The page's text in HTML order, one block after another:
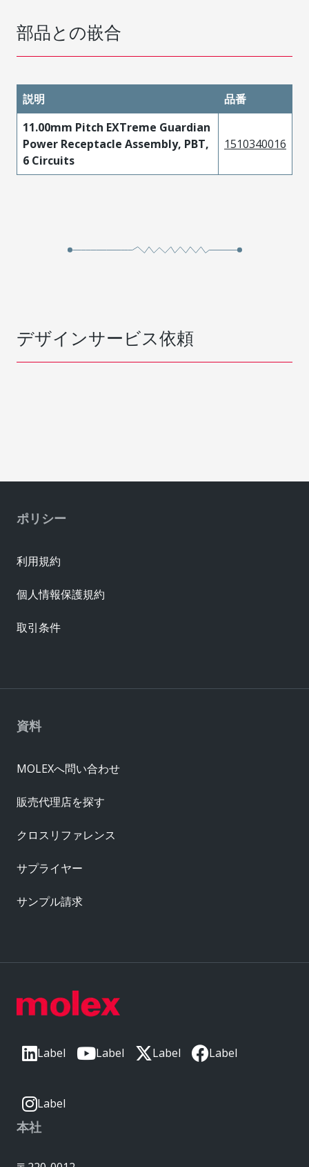
部品との嵌合
説明
品番
11.00mm Pitch EXTreme Guardian
Power Receptacle Assembly, PBT,
6 Circuits
1510340016
デザインサービス依頼
Label Label Label Label
Label
本社
資料
MOLEXへ問い合わせ
販売代理店を探す
クロスリファレンス
サプライヤー
サンプル請求
ポリシー
利用規約
個人情報保護規約
取引条件